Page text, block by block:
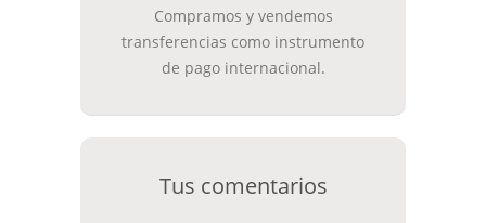
Compramos y vendemos
transferencias como instrumento
de pago internacional.
Tus comentarios